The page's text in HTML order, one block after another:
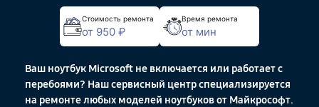
Стоимость ремонта
от 950 ₽
Время ремонта
от мин
Ваш ноутбук Microsoft не включается или работает с
перебоями? Наш сервисный центр специализируется
на ремонте любых моделей ноутбуков от Майкрософт.